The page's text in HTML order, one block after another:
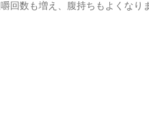
回数も増え、腹持ちもよくなり